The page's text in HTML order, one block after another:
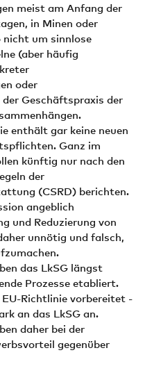
meist am Anfang der
in Minen oder
nicht um sinnlose
(aber häufig
oder
Geschäftspraxis der
enthält gar keine neuen
Ganz im
künftig nur nach den
der
(CSRD) berichten.
angeblich
und Reduzierung von
unnötig und falsch,
das LkSG längst
Prozesse etabliert.
Richtlinie vorbereitet -
an das LkSG an.
daher bei der
gegenüber